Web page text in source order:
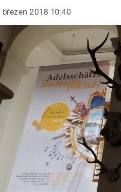
březen 2018 10:40